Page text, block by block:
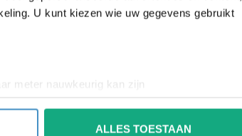
U kunt kiezen wie uw gegevens gebruikt
meter nauwkeurig kan zijn
(fingerprinting)
ALLES TOESTAAN